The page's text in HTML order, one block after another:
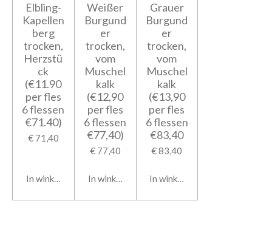
Elbling-
Kapellen
berg
trocken,
Herzstü
ck
(€11.90
per fles
6 flessen
€71.40)
€ 71,40
In winkelwagen
Weißer
Burgund
er
trocken,
vom
Muschel
kalk
(€12,90
per fles
6 flessen
€77,40)
€ 77,40
In winkelwagen
Grauer
Burgund
er
trocken,
vom
Muschel
kalk
(€13,90
per fles
6 flessen
€83,40
€ 83,40
In winkelwagen